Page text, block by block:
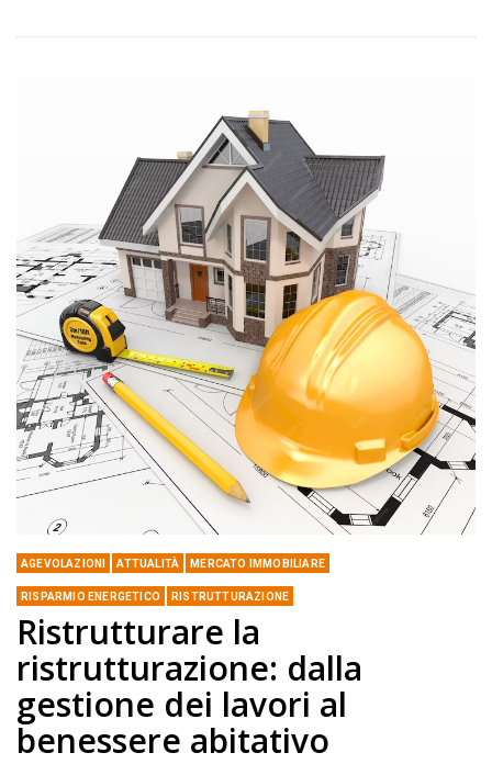
AGEVOLAZIONI ATTUALITÀ MERCATO IMMOBILIARE
RISPARMIO ENERGETICO RISTRUTTURAZIONE
Ristrutturare la
ristrutturazione: dalla
gestione dei lavori al
benessere abitativo